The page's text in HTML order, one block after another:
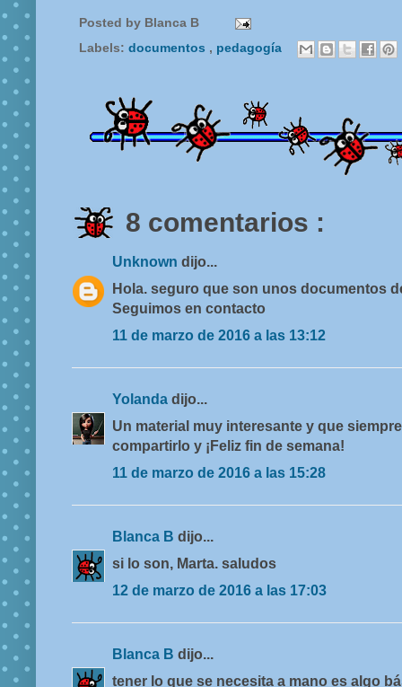
Posted by Blanca B
Labels: documentos , pedagogía
8 comentarios :
Unknown dijo...
Hola. seguro que son unos documentos
Seguimos en contacto
11 de marzo de 2016 a las 13:12
Yolanda dijo...
Un material muy interesante y que
compartirlo y ¡Feliz fin de semana!
11 de marzo de 2016 a las 15:28
Blanca B dijo...
si lo son, Marta. saludos
12 de marzo de 2016 a las 17:03
Blanca B dijo...
tener lo que se necesita a mano es algo